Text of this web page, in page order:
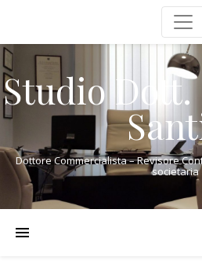
Studio Dott.
Dottore Commercialista – Revisore
societaria